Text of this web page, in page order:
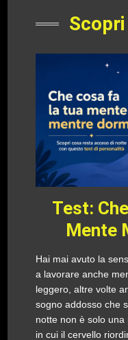
Test:
Mente
Hai mai avuto la
a lavorare anche
leggero, altre volte
sogno addosso che
notte non è solo
in cui il cervello